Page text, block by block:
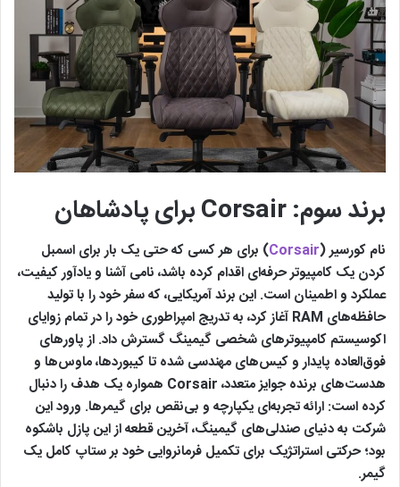
برند سوم: Corsair برای پادشاهان
نام کورسیر (Corsair) برای هر کسی که حتی یک بار برای اسمبل
کردن یک کامپیوتر حرفه‌ای اقدام کرده باشد، نامی آشنا و یادآور کیفیت،
عملکرد و اطمینان است. این برند آمریکایی، که سفر خود را با تولید
حافظه‌های RAM آغاز کرد، به تدریج امپراطوری خود را در تمام زوایای
اکوسیستم کامپیوترهای شخصی گیمینگ گسترش داد. از پاورهای
فوق‌العاده پایدار و کیس‌های مهندسی‌ شده تا کیبوردها، ماوس‌ها و
هدست‌های برنده جوایز متعدد، Corsair همواره یک هدف را دنبال
کرده است: ارائه تجربه‌ای یکپارچه و بی‌نقص برای گیمرها. ورود این
شرکت به دنیای صندلی‌های گیمینگ، آخرین قطعه از این پازل باشکوه
بود؛ حرکتی استراتژیک برای تکمیل فرمانروایی خود بر ستاپ کامل یک
گیمر.